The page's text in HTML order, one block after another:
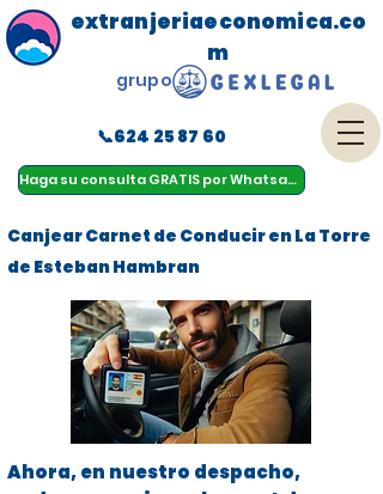
Haga su consulta GRATIS por Whatsapp
menu
extranjeriaeconomica.co
m
📞624 25 87 60
grupo
Canjear Carnet de Conducir en La Torre
de Esteban Hambran
Ahora, en nuestro despacho,